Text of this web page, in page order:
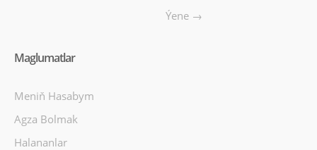
Ýene →
Maglumatlar
Meniň Hasabym
Agza Bolmak
Halananlar